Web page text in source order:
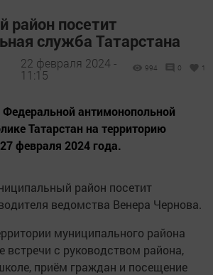
район посетит
служба Татарстана
22 февраля 2024 -
11:15
994 0 1
Федеральной антимонопольной
Татарстан на территорию
февраля 2024 года.
район посетит
ведомства Венера Чернова.
муниципального района
встречи с руководством района,
приём граждан и посещение